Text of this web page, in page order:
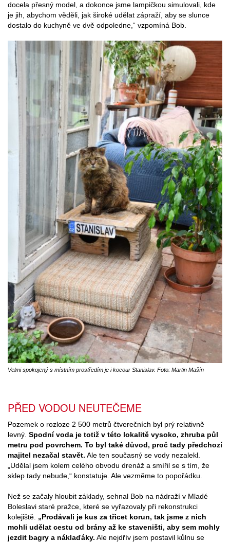
docela přesný model, a dokonce jsme lampičkou simulovali, kde
je jih, abychom věděli, jak široké udělat zápraží, aby se slunce
dostalo do kuchyně ve dvě odpoledne,“ vzpomíná Bob.
Velmi spokojený s místním prostředím je i kocour Stanislav. Foto: Martin Mašín
PŘED VODOU NEUTEČEME
Pozemek o rozloze 2 500 metrů čtverečních byl prý relativně
levný. Spodní voda je totiž v této lokalitě vysoko, zhruba půl
metru pod povrchem. To byl také důvod, proč tady předchozí
majitel nezačal stavět. Ale ten současný se vody nezalekl.
„Udělal jsem kolem celého obvodu drenáž a smířil se s tím, že
sklep tady nebude,“ konstatuje. Ale vezměme to popořádku.
Než se začaly hloubit základy, sehnal Bob na nádraží v Mladé
Boleslavi staré pražce, které se vyřazovaly při rekonstrukci
kolejiště. „Prodávali je kus za třicet korun, tak jsme z nich
mohli udělat cestu od brány až ke staveništi, aby sem mohly
jezdit bagry a náklaďáky. Ale nejdřív jsem postavil kůlnu se